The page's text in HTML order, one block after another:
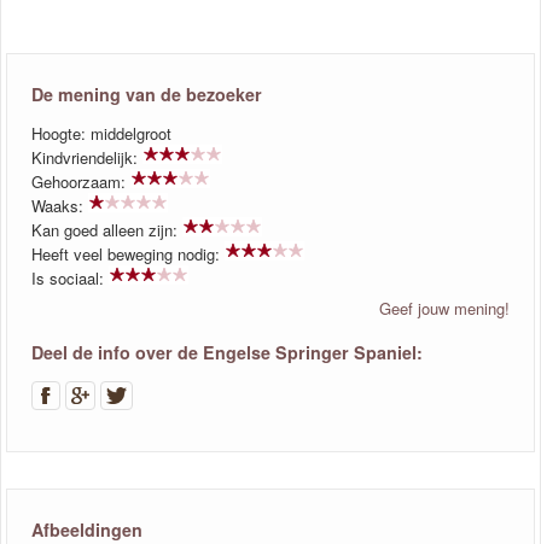
De mening van de bezoeker
Hoogte: middelgroot
Kindvriendelijk:
Gehoorzaam:
Waaks:
Kan goed alleen zijn:
Heeft veel beweging nodig:
Is sociaal:
Geef jouw mening!
Deel de info over de Engelse Springer Spaniel:
Afbeeldingen